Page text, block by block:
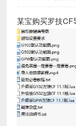
某宝购买罗技CF